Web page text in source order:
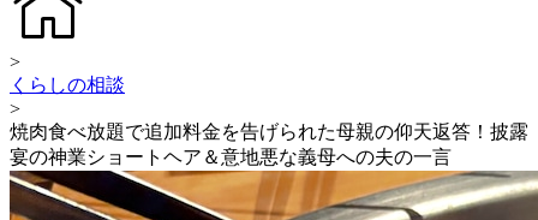
>
くらしの相談
>
焼肉食べ放題で追加料金を告げられた母親の仰天返答！披露
宴の神業ショートヘア＆意地悪な義母への夫の一言